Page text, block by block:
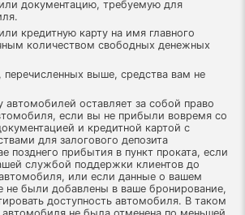
документацию, требуемую для
кредитную карту на имя главного
количеством свободных денежных
выше, средства вам не
автомобилей оставляет за собой право
если вы не прибыли вовремя со
и кредитной картой с
для залогового депозита
позднего прибытия в пункт проката, если
службой поддержки клиентов до
или если данные о вашем
были добавлены в ваше бронирование,
доступность автомобиля. В таком